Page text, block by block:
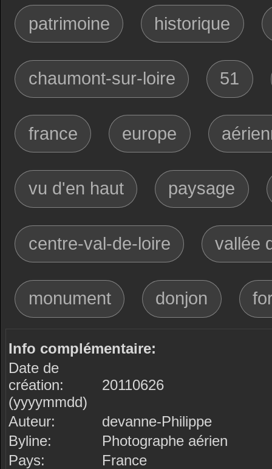
patrimoine historique
chaumont-sur-loire 51
france europe
vu d'en haut paysage
centre-val-de-loire vallée
monument donjon
Info complémentaire:
Date de
création:
(yyyymmdd)
20110626
Auteur:
devanne-Philippe
Byline:
Photographe aérien
Pays:
France